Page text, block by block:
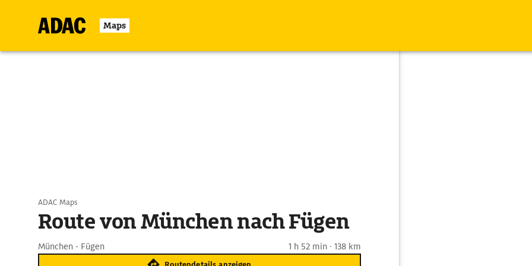
Maps
ADAC Maps
Route von München nach Fügen
München - Fügen 1 h 52 min · 138 km